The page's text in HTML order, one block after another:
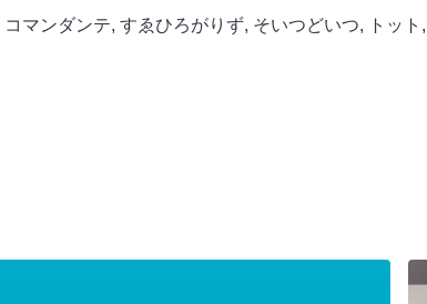
コマンダンテ, すゑひろがりず, そいつどいつ, トット ,